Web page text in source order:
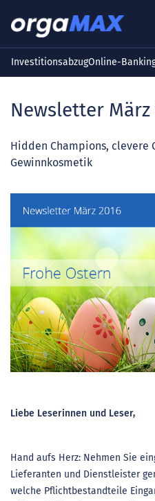
InvestitionsabzugOnline-
Newsletter März
Hidden Champions, clevere
Gewinnkosmetik
Liebe Leserinnen und Leser,
Hand aufs Herz: Nehmen Sie
Lieferanten und Dienstleister
welche Pflichtbestandteile